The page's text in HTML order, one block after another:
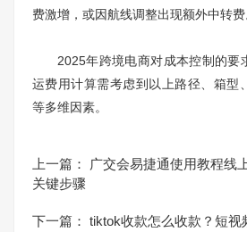
费激增，或因航线调整出现额外中转费
2025年跨境电商对成本控制的要
运费用计算需考虑到以上路径、箱型
等多维因素。
上一篇：
广交会易捷通使用教程线
关键步骤
下一篇： tiktok收款怎么收款？短视